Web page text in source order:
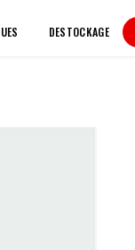
DESTOCKAGE